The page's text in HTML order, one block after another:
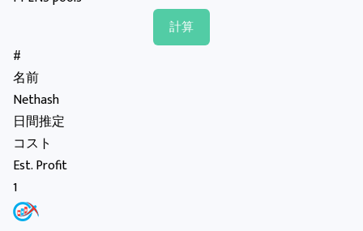
#
名前
Nethash
日間推定
コスト
Est. Profit
1